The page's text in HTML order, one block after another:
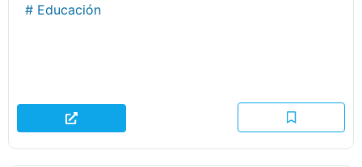
# Educación